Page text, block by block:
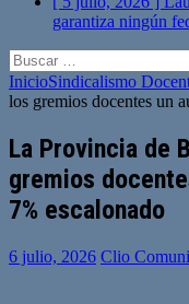
garantiza ningún
Buscar:
InicioSindicalismo
los gremios docentes un
La Provincia de
gremios
7% escalonado
6 julio, 2026 Clio